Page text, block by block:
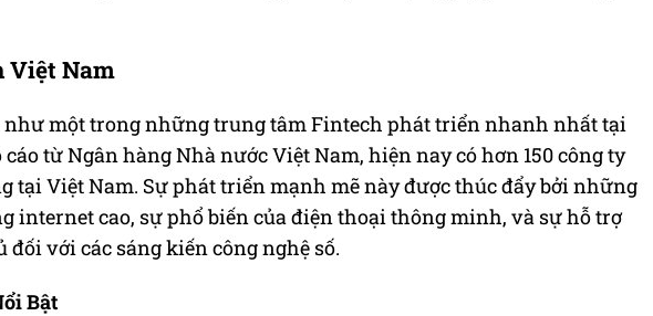
Việt Nam
như một trong những trung tâm Fintech phát triển nhanh nhất tại
từ Ngân hàng Nhà nước Việt Nam, hiện nay có hơn 150 công ty
tại Việt Nam. Sự phát triển mạnh mẽ này được thúc đẩy bởi những
internet cao, sự phổ biến của điện thoại thông minh, và sự hỗ trợ
với các sáng kiến công nghệ số.
Bật